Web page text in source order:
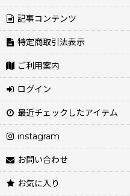
記事コンテンツ
特定商取引法表示
ご利用案内
ログイン
最近チェックしたアイテム
instagram
お問い合わせ
お気に入り